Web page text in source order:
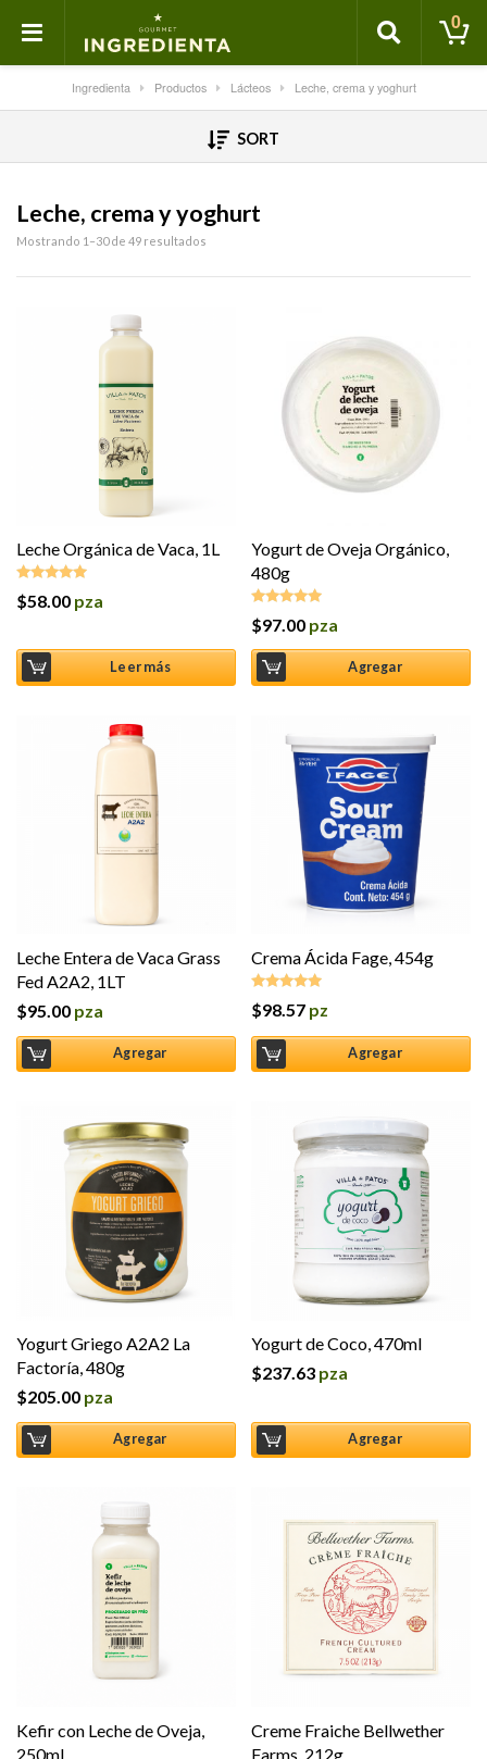
0
Ingredienta Productos Lácteos Leche, crema y yoghurt
SORT
Leche, crema y yoghurt
Mostrando 1–30 de 49 resultados
Leche Orgánica de Vaca, 1L
Valorado en
$58.00 pza
Leer más
Yogurt de Oveja Orgánico,
480g
Valorado en
$97.00 pza
Agregar
Leche Entera de Vaca Grass
Fed A2A2, 1LT
$95.00 pza
Agregar
Crema Ácida Fage, 454g
Valorado en
$98.57 pz
Agregar
Yogurt Griego A2A2 La
Factoría, 480g
$205.00 pza
Agregar
Yogurt de Coco, 470ml
$237.63 pza
Agregar
Kefir con Leche de Oveja,
250ml
Creme Fraiche Bellwether
Farms, 212g